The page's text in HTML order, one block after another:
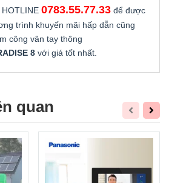
0783.55.77.33 để được
trình khuyến mãi hấp dẫn cũng
công vân tay thông
8 với giá tốt nhất.
quan